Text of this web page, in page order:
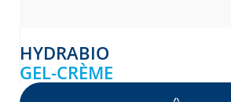
HYDRABIO
GEL-CRÈME